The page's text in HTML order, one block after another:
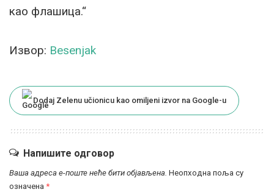
као флашица.“
Извор: Besenjak
Dodaj Zelenu učionicu kao omiljeni izvor na Google-u
Напишите одговор
Ваша адреса е-поште неће бити објављена. Неопходна поља су
означена *